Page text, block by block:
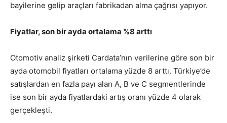
bayilerine gelip araçları fabrikadan alma çağrısı yapıyor.
Fiyatlar, son bir ayda ortalama %8 arttı
Otomotiv analiz şirketi Cardata’nın verilerine göre son bir
ayda otomobil fiyatları ortalama yüzde 8 arttı. Türkiye’de
satışlardan en fazla payı alan A, B ve C segmentlerinde
ise son bir ayda fiyatlardaki artış oranı yüzde 4 olarak
gerçekleşti.